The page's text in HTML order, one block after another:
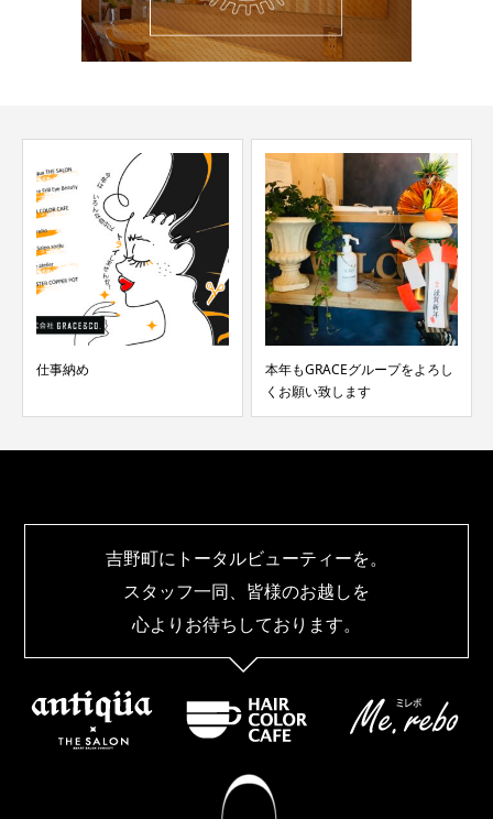
仕事納め
本年もGRACEグループをよろし
くお願い致します
吉野町にトータルビューティーを。
スタッフ一同、皆様のお越しを
心よりお待ちしております。